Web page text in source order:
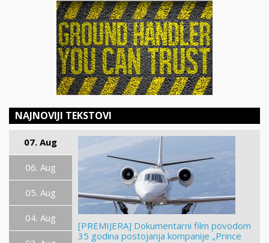
NAJNOVIJI TEKSTOVI
07. Aug
06. Aug
05. Aug
04. Aug
[PREMIJERA] Dokumentarni film povodom
35 godina postojanja kompanije „Prince